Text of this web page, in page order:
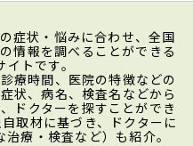
症状・悩みに合わせ、全国
情報を調べることができる
トです。
療時間、医院の特徴などの
状、病名、検査名などから
ドクターを探すことができ
取材に基づき、ドクターに
療・検査など）も紹介。